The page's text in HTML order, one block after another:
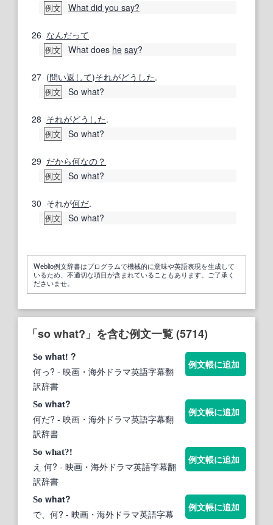
例文 What did you say?
26 なんだって
例文 What does he say?
27 (問い返して)それがどうした.
例文 So what?
28 それがどうした.
例文 So what?
29 だから何なの？
例文 So what?
30 それが何だ.
例文 So what?
Weblio例文辞書はプログラムで機械的に意味や英語表現を生成して
いるため、不適切な項目が含まれていることもあります。ご了承く
ださいませ。
「so what?」を含む例文一覧 (5714)
So what! ?
何っ? - 映画・海外ドラマ英語字幕翻
訳辞書
例文帳に追加
So what?
何だ? - 映画・海外ドラマ英語字幕翻
訳辞書
例文帳に追加
So what?!
え 何? - 映画・海外ドラマ英語字幕翻
訳辞書
例文帳に追加
So what?
で、何? - 映画・海外ドラマ英語字幕
例文帳に追加